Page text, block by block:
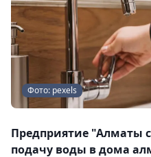
Фото: pexels
Предприятие "Алматы
подачу воды в дома